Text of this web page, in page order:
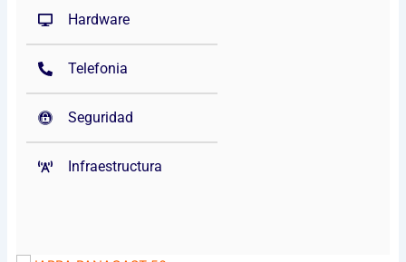
Hardware
Telefonia
Seguridad
Infraestructura